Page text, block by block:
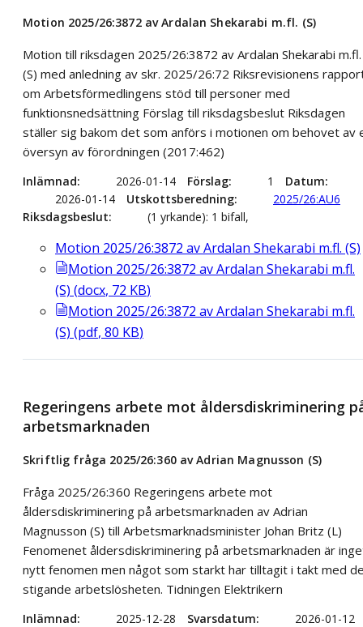
Motion 2025/26:3872 av Ardalan Shekarabi m.fl. (S)
Motion till riksdagen 2025/26:3872 av Ardalan Shekarabi m.fl.
(S) med anledning av skr. 2025/26:72 Riksrevisionens
om Arbetsförmedlingens stöd till personer med
funktionsnedsättning Förslag till riksdagsbeslut Riksdagen
ställer sig bakom det som anförs i motionen om behovet av
översyn av förordningen (2017:462)
Inlämnad 2026-01-14 Förslag 1
Datum
2026-01-14
Utskottsberedning
2025/26:AU6
Riksdagsbeslut
(1 yrkande): 1 bifall,
Motion 2025/26:3872 av Ardalan Shekarabi m.fl. (S)
Motion 2025/26:3872 av Ardalan Shekarabi m.fl.
(S) (docx, 72 KB)
Motion 2025/26:3872 av Ardalan Shekarabi m.fl.
(S) (pdf, 80 KB)
Regeringens arbete mot åldersdiskriminering
arbetsmarknaden
Skriftlig fråga 2025/26:360 av Adrian Magnusson (S)
Fråga 2025/26:360 Regeringens arbete mot
åldersdiskriminering på arbetsmarknaden av Adrian
Magnusson (S) till Arbetsmarknadsminister Johan Britz (L)
Fenomenet åldersdiskriminering på arbetsmarknaden är
nytt fenomen men något som starkt har tilltagit i takt med
stigande arbetslösheten. Tidningen Elektrikern
Inlämnad 2025-12-28 Svarsdatum
2026-01-12